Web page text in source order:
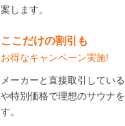
案します。
ここだけの割引も
お得なキャンペーン実施!
メーカーと直接取引してい
や特別価格で理想のサウナ
す。